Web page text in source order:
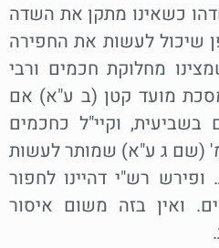
כשאינו מתקן את השדה
שיכול לעשות את החפירה
מחלוקת חכמים ורבי
מועד קטן (ב ע"א) אם
וקיי"ל כחכמים
(שם ג ע"א) שמותר לעשות
ופירש רש"י דהיינו לחפור
ואין בזה משום איסור